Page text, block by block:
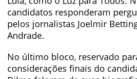
candidatos responderam
pelos jornalistas Joelmir
Andrade.
No último bloco, reservado
considerações finais do